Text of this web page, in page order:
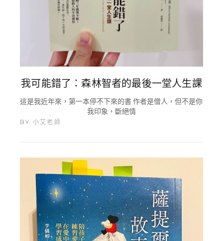
我可能錯了：森林智者的最後一堂人生課
這是我近年來，第一本停不下來的書 作者是僧人，但不是你
我印象，斷絕情
BY 小艾老師